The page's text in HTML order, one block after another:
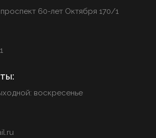
60-лет Октября 170/1
воскресенье